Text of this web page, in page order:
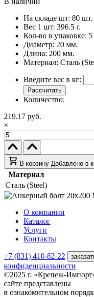
На складе шт: 80 шт.
Вес 1 шт: 396.5 г.
Кол-во в упаковке:
Диаметр: 20 мм.
Длина: 200 мм.
Материал: Сталь
Введите вес в кг:
Рассчитать
Количество:
219.17 руб.
×
В корзину Добавлено в
Материал
Сталь (Steel)
О компании
Каталог
Услуги
Контакты
+7 (831) 410-82-22
конфиденциальности
©2025 г. «Крепеж-
сайте представлены
в ознакомительном